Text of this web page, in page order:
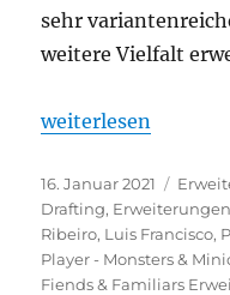
sehr
weitere Vielfalt
„Roll Player –
weiterlesen
Veröffentlicht
am
16. Januar 2021
Drafting, Erweiterungen
Ribeiro, Luis Francisco,
Player - Monsters &
Fiends & Familiars